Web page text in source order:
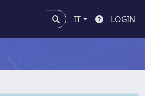
IT LOGIN